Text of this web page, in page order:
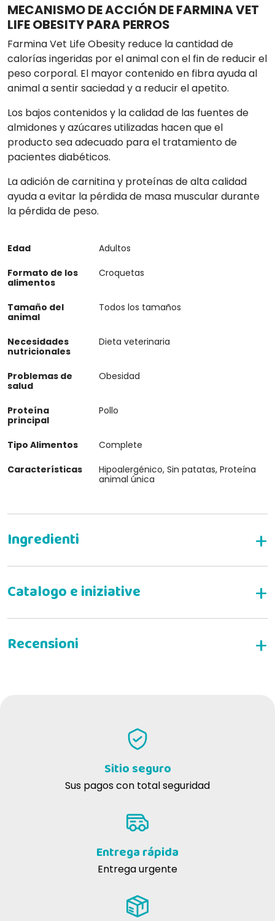
MECANISMO DE ACCIÓN DE FARMINA VET
LIFE OBESITY PARA PERROS
Farmina Vet Life Obesity reduce la cantidad de
calorías ingeridas por el animal con el fin de reducir el
peso corporal. El mayor contenido en fibra ayuda al
animal a sentir saciedad y a reducir el apetito.
Los bajos contenidos y la calidad de las fuentes de
almidones y azúcares utilizadas hacen que el
producto sea adecuado para el tratamiento de
pacientes diabéticos.
La adición de carnitina y proteínas de alta calidad
ayuda a evitar la pérdida de masa muscular durante
la pérdida de peso.
Edad
Adultos
Formato de los
alimentos
Croquetas
Tamaño del
animal
Todos los tamaños
Necesidades
nutricionales
Dieta veterinaria
Problemas de
salud
Obesidad
Proteína
principal
Pollo
Tipo Alimentos
Complete
Características
Hipoalergénico, Sin patatas, Proteína
animal única
OBESITY ER PARA PERROS
LIFE OBESITY ER PERROS
FARMINA VET LIFE OBESITY PARA PERROS
Sitio seguro
Sus pagos con total seguridad
Entrega rápida
Entrega urgente